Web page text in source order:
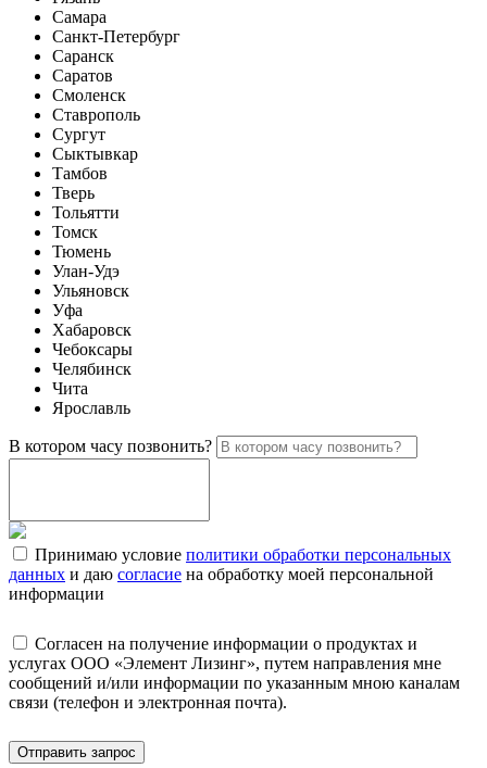
Самара
Санкт-Петербург
Саранск
Саратов
Смоленск
Ставрополь
Сургут
Сыктывкар
Тамбов
Тверь
Тольятти
Томск
Тюмень
Улан-Удэ
Ульяновск
Уфа
Хабаровск
Чебоксары
Челябинск
Чита
Ярославль
В котором часу позвонить?
Принимаю условие политики обработки персональных
данных и даю согласие на обработку моей персональной
информации
Согласен на получение информации о продуктах и
услугах ООО «Элемент Лизинг», путем направления мне
сообщений и/или информации по указанным мною каналам
связи (телефон и электронная почта).
Отправить запрос